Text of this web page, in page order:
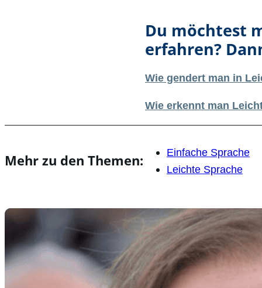
Du möchtest
erfahren?
Wie gendert man in
Wie erkennt man
Mehr zu den Themen:
Einfache Sprache
Leichte Sprache